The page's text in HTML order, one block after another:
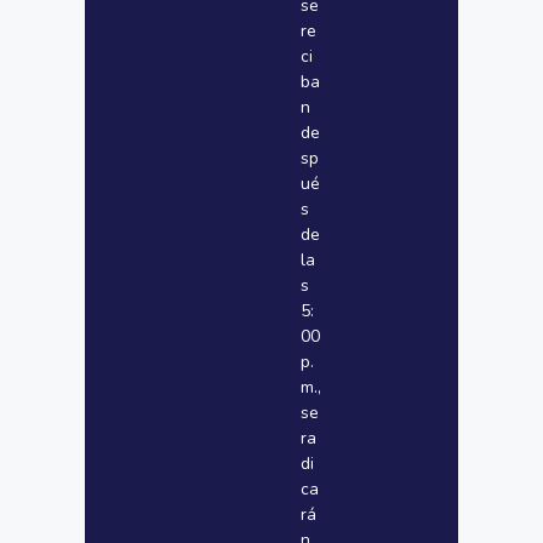
se
re
ci
ba
n
de
sp
ué
s
de
la
s
5:
00
p.
m.,
se
ra
di
ca
rá